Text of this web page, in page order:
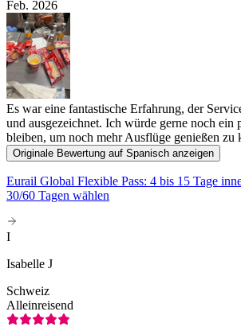
Feb. 2026
Es war eine fantastische Erfahrung, der
und ausgezeichnet. Ich würde gerne noch ein
bleiben, um noch mehr Ausflüge genießen zu
Originale Bewertung auf Spanisch anzeigen
Eurail Global Flexible Pass: 4 bis 15 Tage
30/60 Tagen wählen
I
Isabelle J
Schweiz
Alleinreisend